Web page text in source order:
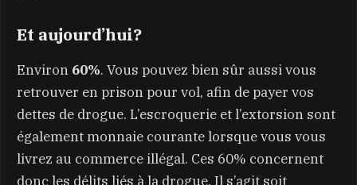
Et aujourd’hui?
Environ 60%. Vous pouvez bien sûr aussi vous
retrouver en prison pour vol, afin de payer vos
dettes de drogue. L’escroquerie et l’extorsion sont
également monnaie courante lorsque vous vous
livrez au commerce illégal. Ces 60% concernent
donc les délits liés à la drogue. Il s’agit soit